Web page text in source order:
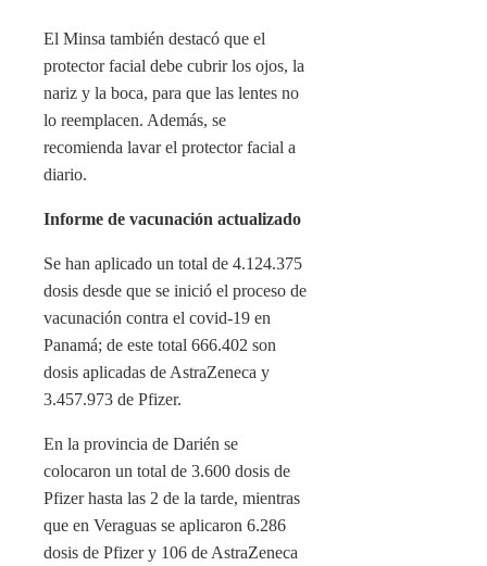
El Minsa también destacó que el
protector facial debe cubrir los ojos, la
nariz y la boca, para que las lentes no
lo reemplacen. Además, se
recomienda lavar el protector facial a
diario.
Informe de vacunación actualizado
Se han aplicado un total de 4.124.375
dosis desde que se inició el proceso de
vacunación contra el covid-19 en
Panamá; de este total 666.402 son
dosis aplicadas de AstraZeneca y
3.457.973 de Pfizer.
En la provincia de Darién se
colocaron un total de 3.600 dosis de
Pfizer hasta las 2 de la tarde, mientras
que en Veraguas se aplicaron 6.286
dosis de Pfizer y 106 de AstraZeneca